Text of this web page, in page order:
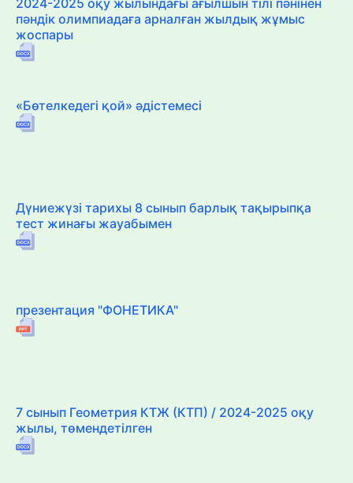
пәндік олимпиадаға арналған жылдық жұмыс
жоспары
«Бөтелкедегі қой» әдістемесі
Дүниежүзі тарихы 8 сынып барлық тақырыпқа
тест жинағы жауабымен
презентация "ФОНЕТИКА"
7 сынып Геометрия КТЖ (КТП) / 2024-2025 оқу
жылы, төмендетілген